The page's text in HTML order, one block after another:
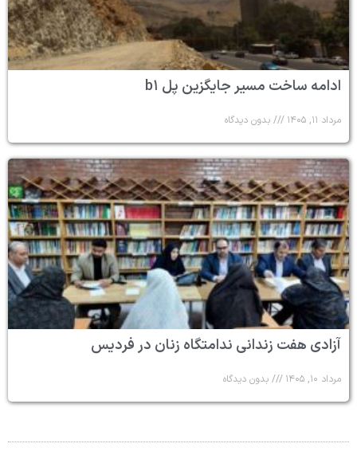
ادامه ساخت مسیر جایگزین پل b۱
مرداد ۱۱, ۱۴۰۵ بدون دیدگاه
آزادی هفت زندانی ندامتگاه زنان در فردیس
مرداد ۱۰, ۱۴۰۵ بدون دیدگاه